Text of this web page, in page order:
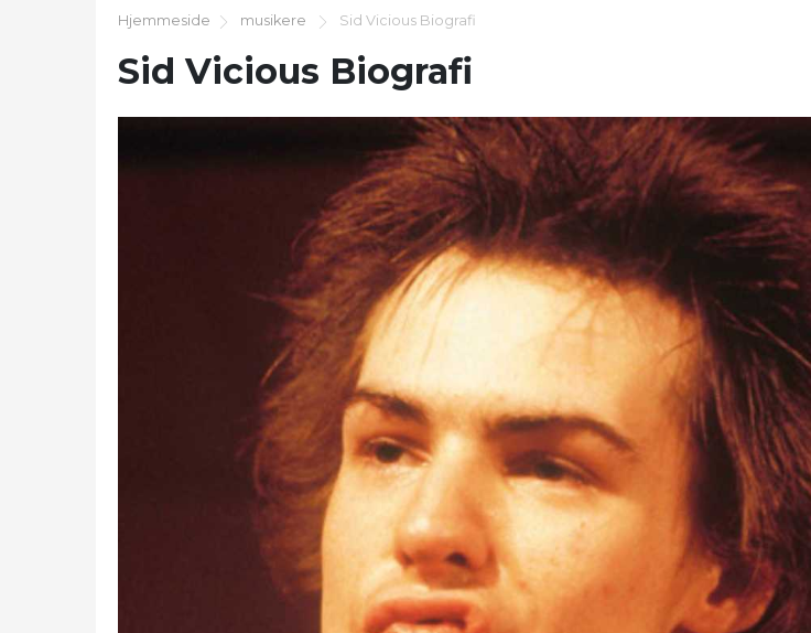
Hjemmeside musikere Sid Vicious Biografi
Sid Vicious Biografi